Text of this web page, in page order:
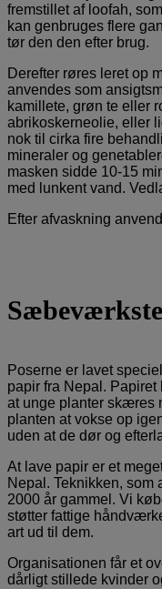
fremstillet af loofah,
kan genbruges flere
tør den den efter brug.
Derefter røres leret op
anvendes som
kamillete, grøn te eller
abrikoskerneolie, eller
nok til cirka fire
mineraler og
masken sidde 10-15
med lunkent vand.
Efter afvaskning
Poserne er lavet
papir fra Nepal.
at unge planter skæres
planten at vokse op
uden at de dør og
At lave papir er et
Nepal. Teknikken, som
2000 år gammel. Vi
støtter fattige
art ud til dem.
Organisationen får et
dårligt stillede kvinder